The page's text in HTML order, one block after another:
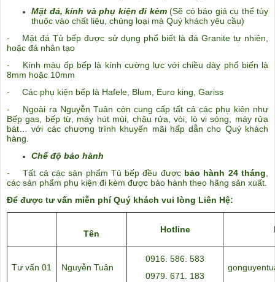
Mặt đá, kính và phụ kiện đi kèm (Sẽ có báo giá cụ thể tùy
thuộc vào chất liệu, chủng loại mà Quý khách yêu cầu)
- Mặt đá Tủ bếp được sử dụng phổ biết là đá Granite tự nhiên,
hoặc đá nhân tạo
- Kính màu ốp bếp là kính cường lực với chiều dày phổ biến là
8mm hoặc 10mm
- Các phụ kiện bếp là Hafele, Blum, Euro king, Gariss
- Ngoài ra Nguyễn Tuân còn cung cấp tất cả các phụ kiện như
Bếp gas, bếp từ, máy hút mùi, chậu rửa, vòi, lò vi sóng, máy rửa
bát… với các chương trình khuyến mãi hấp dẫn cho Quý khách
hàng.
Chế độ bảo hành
-Tất cả các sản phẩm Tủ bếp đều được bảo hành 24 tháng,
các sản phẩm phụ kiện đi kèm được bảo hành theo hãng sản xuất.
Để được tư vấn miễn phí Quý khách vui lòng Liên Hệ:
Tên Hotline
Tư vấn 01 Nguyễn Tuân
0916. 586. 583
0979. 671. 183